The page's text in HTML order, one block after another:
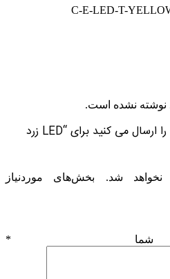
C-E-LED-T-
نوشته نشده است.
اولین نفری باشید که دیدگاهی را ارسال می کنید برای “LED زرد
شد.
بخش‌های موردنیاز
شما *